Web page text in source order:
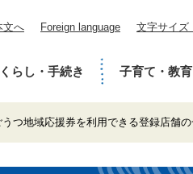
文へ Foreign language 文字サイズ
くらし・手続き 子育て・教育
うつ地域応援券を利用できる登録店舗